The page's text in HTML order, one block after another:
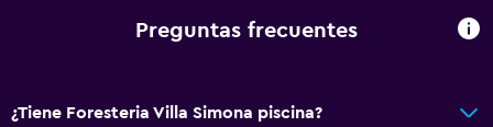
Preguntas frecuentes
¿Tiene Foresteria Villa Simona piscina?